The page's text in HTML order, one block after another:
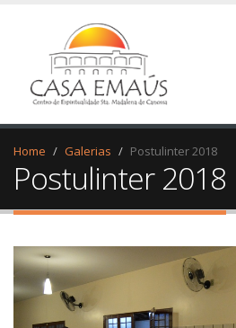
Home Galerias Postulinter 2018
Postulinter 2018